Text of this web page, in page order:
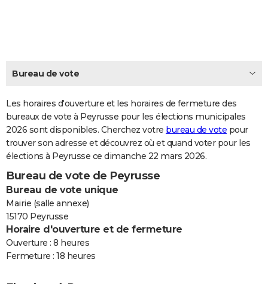
Carte de Noël
Carte Bonne année
Carte Saint-Valentin
Carte Pâques
Carte d'anniversaire
DICTIONNAIRE
Dictionnaire
Biographies
Citations
Expressions
Proverbes
PROGRAMME TV
COPAINS D'AVANT
S'inscrire
Se connecter
Lycées
Collèges
Primaires
Universités
Entreprises
Service militaire
Avis de recherche
AVIS DE DÉCÈS
FORUM
Bricolage
Lifestyle
Culture
Sport
Auto
Television
Voyage
Cinema
Bureau de vote
Les horaires d'ouverture et les horaires de fermeture des
bureaux de vote à Peyrusse pour les élections municipales
2026 sont disponibles. Cherchez votre bureau de vote pour
trouver son adresse et découvrez où et quand voter pour les
élections à Peyrusse ce dimanche 22 mars 2026.
Bureau de vote de Peyrusse
Bureau de vote unique
Mairie (salle annexe)
15170 Peyrusse
Horaire d'ouverture et de fermeture
Ouverture : 8 heures
Fermeture : 18 heures